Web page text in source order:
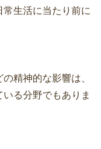
生活に当たり前に
精神的な影響は、
る分野でもありま